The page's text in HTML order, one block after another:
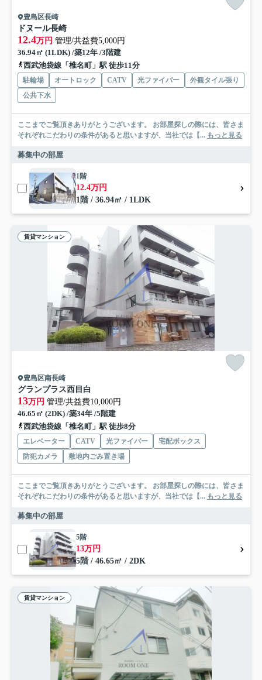
豊島区長崎
ドヌール長崎
12.4万円 管理/共益費5,000円
36.94㎡ (1LDK) /築12年 /3階建
西武池袋線「椎名町」駅 徒歩11分
駐輪場 オートロック CATV 光ファイバー
外観タイル張り
公共下水
ここまでご覧頂きありがとうございます。 お部屋探しの際には、皆さま
それぞれこだわりの条件があると思いますが、当社では【... もっと見る
募集中の部屋
1階
12.4万円
1階 / 36.94㎡ / 1LDK
賃貸マンション
豊島区南長崎
グランプラス西目白
13万円 管理/共益費10,000円
46.65㎡ (2DK) /築34年 /5階建
西武池袋線「椎名町」駅 徒歩8分
エレベーター CATV 光ファイバー
宅配ボックス
防犯カメラ
敷地内ごみ置き場
ここまでご覧頂きありがとうございます。 お部屋探しの際には、皆さま
それぞれこだわりの条件があると思いますが、当社では【... もっと見る
募集中の部屋
5階
13万円
5階 / 46.65㎡ / 2DK
賃貸マンション